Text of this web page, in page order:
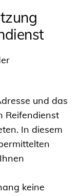
und das
Reifendienst
In diesem
keine